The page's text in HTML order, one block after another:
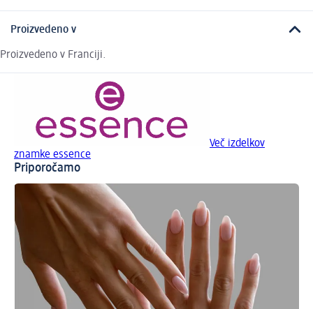
Proizvedeno v
Proizvedeno v Franciji.
Več izdelkov
znamke essence
Priporočamo